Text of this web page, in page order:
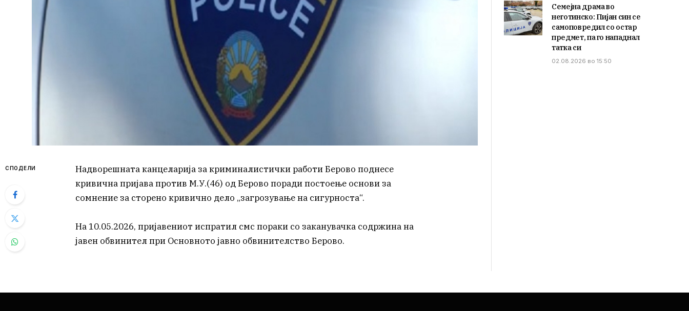
СПОДЕЛИ
Надворешната канцеларија за криминалистички работи Берово поднесе
кривична пријава против М.У.(46) од Берово поради постоење основи за
сомнение за сторено кривично дело „загрозување на сигурноста“.
На 10.05.2026, пријавениот испратил смс пораки со заканувачка содржина на
јавен обвинител при Основното јавно обвинителство Берово.
Семејна драма во
неготинско: Пијан син се
самоповредил со остар
предмет, па го нападнал
татка си
02.08.2026 во 15:50